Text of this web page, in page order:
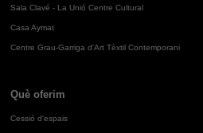
Sala Clavé - La Unió Centre Cultural
Casa Aymat
Centre Grau-Garriga d'Art Tèxtil Contemporani
Què oferim
Cessió d'espais